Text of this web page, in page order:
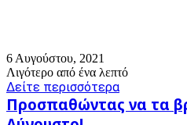
6 Αυγούστου, 2021
Λιγότερο από ένα λεπτό
Δείτε περισσότερα
Προσπαθώντας
να
Προσπαθώντας να τα